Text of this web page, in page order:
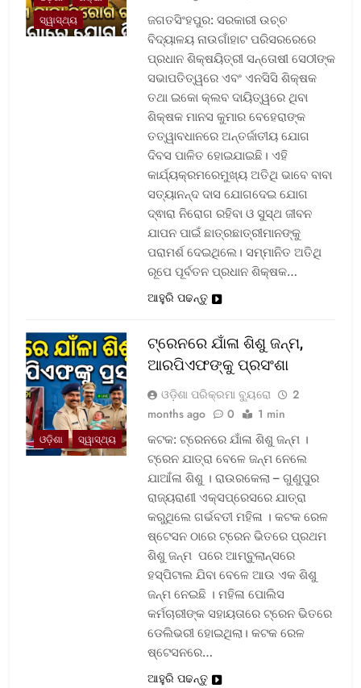
ସ୍ୱାସ୍ଥ୍ୟ
ଜଗତସିଂହପୁର: ସରକାରୀ ଉଚ୍ଚ
ବିଦ୍ୟାଳୟ ନାଉଗାଁହାଟ ପରିସରରେରେ
ପ୍ରଧାନ ଶିକ୍ଷୟିତ୍ରୀ ସନ୍ତୋଷୀ ସେଠୀଙ୍କ
ସଭାପତିତ୍ୱରେ ଏବଂ ଏନସିସି ଶିକ୍ଷକ
ତଥା ଇକୋ କ୍ଲବ ଦାୟିତ୍ୱରେ ଥିବା
ଶିକ୍ଷକ ମାନସ କୁମାର ବେହେରାଙ୍କ
ତତ୍ୱାବଧାନରେ ଅନ୍ତର୍ଜାତୀୟ ଯୋଗ
ଦିବସ ପାଳିତ ହୋଇଯାଇଛି। ଏହି
କାର୍ଯ୍ୟକ୍ରମରେମୁଖ୍ୟ ଅତିଥି ଭାବେ ବାବା
ସତ୍ୟାନନ୍ଦ ଦାସ ଯୋଗଦେଇ ଯୋଗ
ଦ୍ଵାରା ନିରୋଗ ରହିବା ଓ ସୁସ୍ଥ ଜୀବନ
ଯାପନ ପାଇଁ ଛାତ୍ରଛାତ୍ରୀମାନଙ୍କୁ
ପରାମର୍ଶ ଦେଇଥିଲେ। ସମ୍ମାନିତ ଅତିଥି
ରୂପେ ପୂର୍ବତନ ପ୍ରଧାନ ଶିକ୍ଷକ…
ଆହୁରି ପଢନ୍ତୁ
ଓଡ଼ିଶା ସ୍ୱାସ୍ଥ୍ୟ
ଟ୍ରେନରେ ଯାଁଳା ଶିଶୁ ଜନ୍ମ,
ଆରପିଏଫଙ୍କୁ ପ୍ରସଂଶା
ଓଡ଼ିଶା ପରିକ୍ରମା ବ୍ୟୁରୋ
2
months ago
0 1 min
କଟକ: ଟ୍ରେନରେ ଯାଁଳା ଶିଶୁ ଜନ୍ମ ।
ଟ୍ରେନ ଯାତ୍ରା ବେଳେ ଜନ୍ମ ନେଲେ
ଯାଆଁଳା ଶିଶୁ । ରାଉରକେଲା – ଗୁଣୁପୁର
ରାଜ୍ୟରାଣୀ ଏକ୍ସପ୍ରେସରେ ଯାତ୍ରା
କରୁଥିଲେ ଗର୍ଭବତୀ ମହିଳା । କଟକ ରେଳ
ଷ୍ଟେସନ ଠାରେ ଟ୍ରେନ ଭିତରେ ପ୍ରଥମ
ଶିଶୁ ଜନ୍ମ ପରେ ଆମ୍ବୁଲାନ୍ସରେ
ହସ୍ପିଟାଲ ଯିବା ବେଳେ ଆଉ ଏକ ଶିଶୁ
ଜନ୍ମ ନେଇଛି । ମହିଳା ପୋଲିସ
କର୍ମଚାରୀଙ୍କ ସହାୟତାରେ ଟ୍ରେନ ଭିତରେ
ଡେଲିଭରୀ ହୋଇଥିଲା। କଟକ ରେଳ
ଷ୍ଟେସନରେ…
ଆହୁରି ପଢନ୍ତୁ